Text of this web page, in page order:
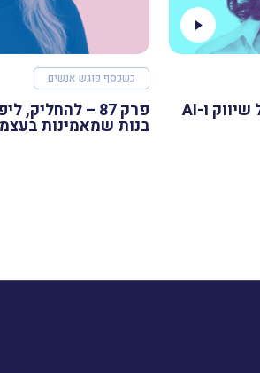
פרק 88 – רוחמה עצבנית: על שיווק ו-AI
כשכסף פוגש אנשים
פרק 87 –
בנות שמאמינות